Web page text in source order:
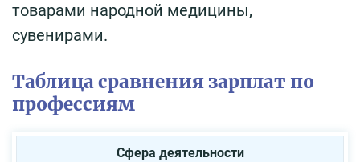
товарами народной медицины,
сувенирами.
Таблица сравнения зарплат по
профессиям
Сфера деятельности